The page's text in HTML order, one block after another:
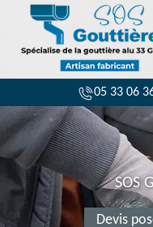
05 33 06
SOS
Devis